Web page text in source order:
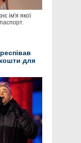
ім'я якої
для